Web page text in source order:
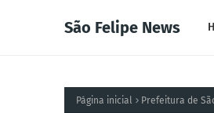
São Felipe News
Página inicial Prefeitura de